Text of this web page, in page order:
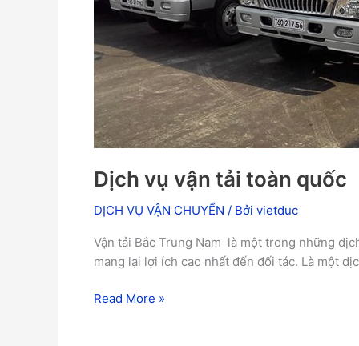
Dịch vụ vận tải toàn quốc
DỊCH VỤ VẬN CHUYỂN / Bởi vietduc
Vận tải Bắc Trung Nam là một trong những
mang lại lợi ích cao nhất đến đối tác. Là một
Read More »